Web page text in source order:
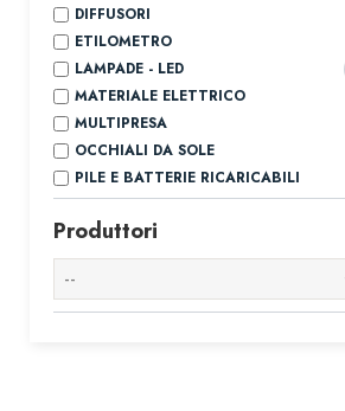
DIFFUSORI
ETILOMETRO
LAMPADE - LED
MATERIALE ELETTRICO
MULTIPRESA
OCCHIALI DA SOLE
PILE E BATTERIE RICARICABILI
Produttori